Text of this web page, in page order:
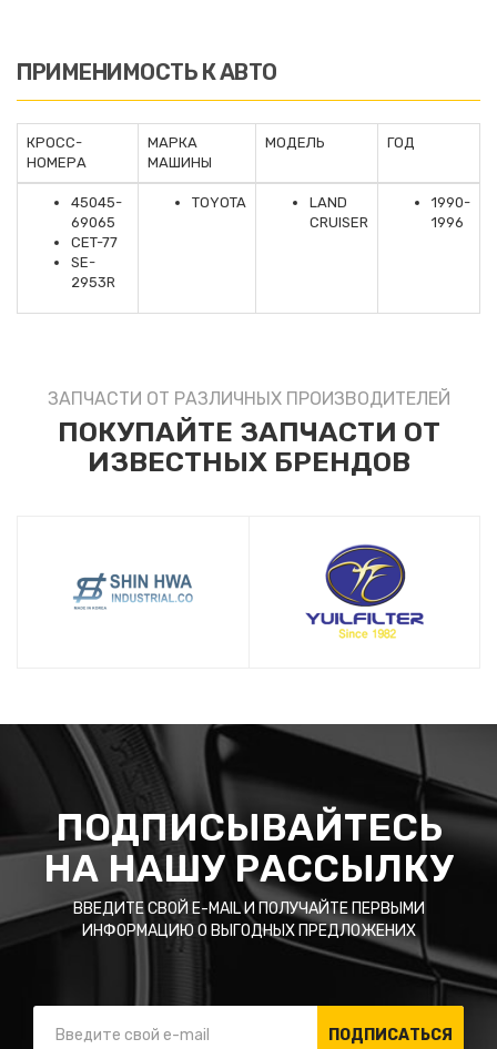
ПРИМЕНИМОСТЬ К АВТО
КРОСС-
НОМЕРА
МАРКА
МАШИНЫ
МОДЕЛЬ ГОД
45045-
69065
CET-77
SE-
2953R
TOYOTA
LAND
CRUISER
1990-
1996
ЗАПЧАСТИ ОТ РАЗЛИЧНЫХ ПРОИЗВОДИТЕЛЕЙ
ПОКУПАЙТЕ ЗАПЧАСТИ ОТ
ИЗВЕСТНЫХ БРЕНДОВ
ПОДПИСЫВАЙТЕСЬ
НА НАШУ РАССЫЛКУ
ВВЕДИТЕ СВОЙ E-MAIL И ПОЛУЧАЙТЕ ПЕРВЫМИ
ИНФОРМАЦИЮ О ВЫГОДНЫХ ПРЕДЛОЖЕНИХ
ПОДПИСАТЬСЯ